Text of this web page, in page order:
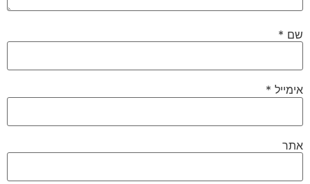
שם *
אימייל *
אתר